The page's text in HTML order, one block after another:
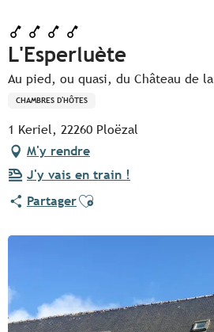
L'Esperluète
Au pied, ou quasi, du Château de la
CHAMBRES D'HÔTES
1 Keriel, 22260 Ploëzal
M'y rendre
J'y vais en train !
PartagerAjouter aux favoris